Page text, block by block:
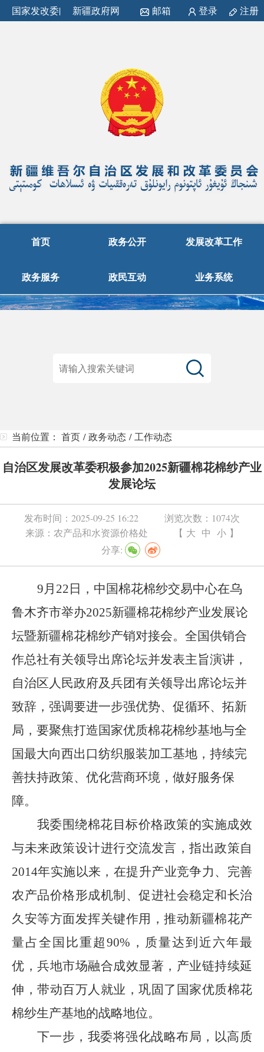
国家发改委| 新疆政府网 邮箱 登录 注册
首页 政务公开 发展改革工作
政务服务 政民互动 业务系统
当前位置： 首页 /政务动态 / 工作动态
自治区发展改革委积极参加2025新疆棉花棉纱产业
发展论坛
发布时间： 2025-09-25 16:22 浏览次数： 1074次
来源： 农产品和水资源价格处 【 大 中 小 】
分享:
9 月 22 日，中国棉花棉纱交易中心在乌
鲁木齐市举办2025新疆棉花棉纱产业发展论
坛暨新疆棉花棉纱产销对接会。全国供销合
作总社有关领导出席论坛并发表主旨演讲，
自治区人民政府及兵团有关领导出席论坛并
致辞， 强调要进一步强优势、促循环、拓新
局，要聚焦打造国家优质棉花棉纱基地与全
国最大向西出口纺织服装加工基地，持续完
善扶持政策、优化营商环境，做好服务保
障。
我委围绕棉花目标价格政策的实施成效
与未来政策设计进行交流发言，指出政策自
2014年实施以来，在提升产业竞争力、完善
农产品价格形成机制、 促进社会稳定和长治
久安等方面发挥关键作用，推动新疆棉花产
量占全国比重超90% ，质量达到近六年最
优，兵地市场融合成效显著，产业链持续延
伸，带动百万人就业，巩固了国家优质棉花
棉纱生产基地的战略地位。
下一步，我委将强化战略布局，以高质